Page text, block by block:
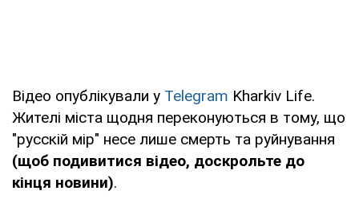
Відео опублікували у Telegram Kharkiv Life.
Жителі міста щодня переконуються в тому, що
"русскій мір" несе лише смерть та руйнування
(щоб подивитися відео, доскрольте до
кінця новини).